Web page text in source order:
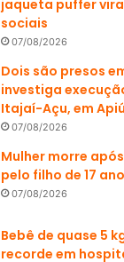
jaqueta puffer
sociais
07/08/2026
Dois são presos
investiga
Itajaí-Açu, em
07/08/2026
Mulher morre
pelo filho de 17
07/08/2026
Bebê de quase 5
recorde em